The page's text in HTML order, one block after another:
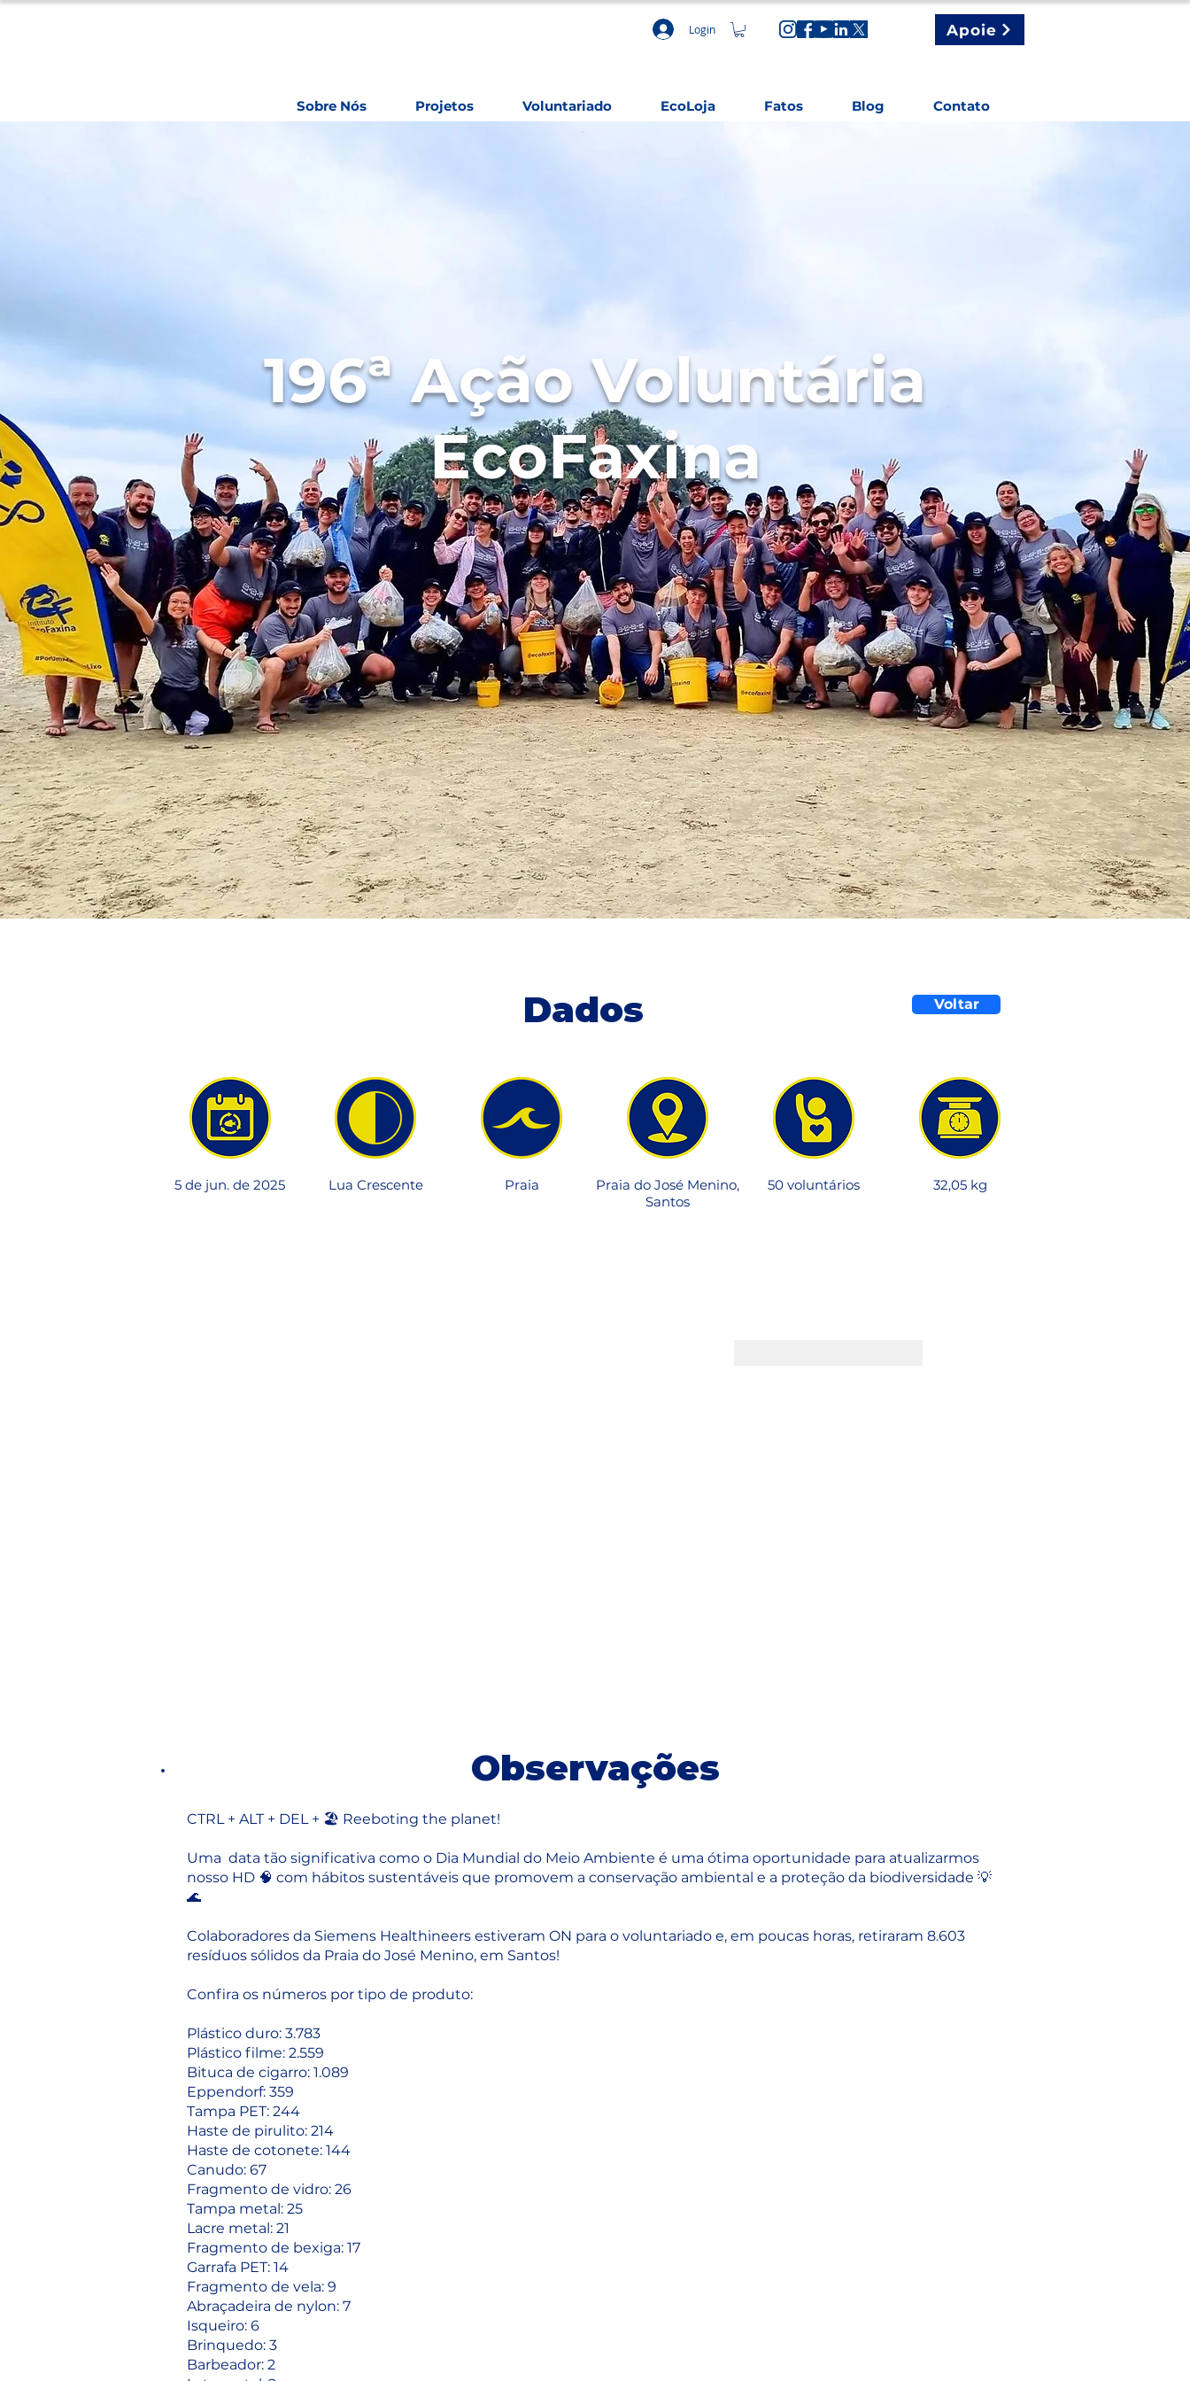
Login Apoie
Sobre Nós Projetos Voluntariado EcoLoja Fatos Blog Contato
196ª Ação Voluntária
EcoFaxina
Dados
5 de jun. de 2025 Lua Crescente Praia
Praia do José Menino,
Santos
50 voluntários
Voltar
32,05 kg
Observações
CTRL + ALT + DEL + 🏖️ Reeboting the planet!
Uma data tão significativa como o Dia Mundial do Meio Ambiente é uma ótima oportunidade para atualizarmos
nosso HD 🧠 com hábitos sustentáveis que promovem a conservação ambiental e a proteção da biodiversidade 💡
🌊
Colaboradores da Siemens Healthineers estiveram ON para o voluntariado e, em poucas horas, retiraram 8.603
resíduos sólidos da Praia do José Menino, em Santos!
Confira os números por tipo de produto:
Plástico duro: 3.783
Plástico filme: 2.559
Bituca de cigarro: 1.089
Eppendorf: 359
Tampa PET: 244
Haste de pirulito: 214
Haste de cotonete: 144
Canudo: 67
Fragmento de vidro: 26
Tampa metal: 25
Lacre metal: 21
Fragmento de bexiga: 17
Garrafa PET: 14
Fragmento de vela: 9
Abraçadeira de nylon: 7
Isqueiro: 6
Brinquedo: 3
Barbeador: 2